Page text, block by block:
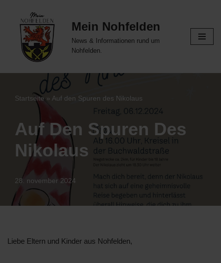
Zum
Inhalt
springen
Mein Nohfelden
News & Informationen rund um
Nohfelden.
Startseite » Auf den Spuren des Nikolaus
Auf Den Spuren Des
Nikolaus
28. november 2024
Liebe Eltern und Kinder aus Nohfelden,